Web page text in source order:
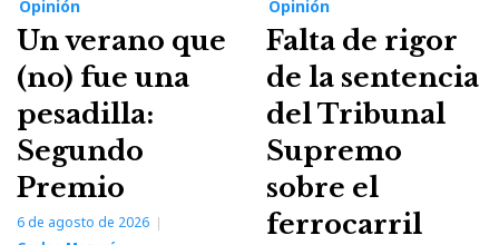
Opinión
Un verano que
(no) fue una
pesadilla:
Segundo
Premio
6 de agosto de 2026
Opinión
Falta de rigor
de la sentencia
del Tribunal
Supremo
sobre el
ferrocarril